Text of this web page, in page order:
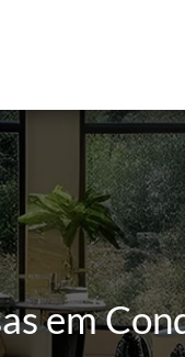
em